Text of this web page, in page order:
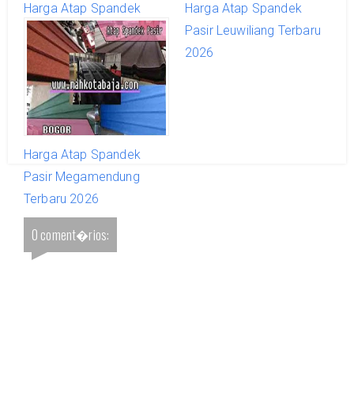
Harga Atap Spandek
Pasir Jasinga Terbaru
2026
Harga Atap Spandek
Pasir Leuwiliang Terbaru
2026
Harga Atap Spandek
Pasir Megamendung
Terbaru 2026
0 coment�rios: